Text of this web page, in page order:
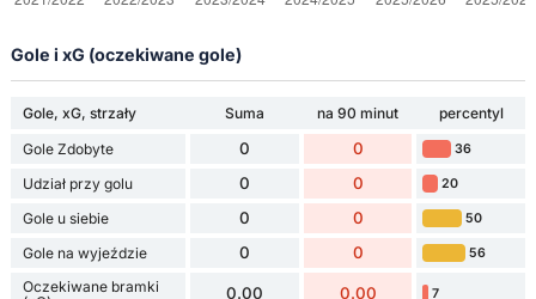
Gole i xG (oczekiwane gole)
Gole, xG, strzały Suma na 90 minut
percentyl
Gole Zdobyte
0 0 36
Udział przy golu 0 0 20
Gole u siebie 0 0 50
Gole na wyjeździe 0 0 56
Oczekiwane bramki
0.00 0.00 7